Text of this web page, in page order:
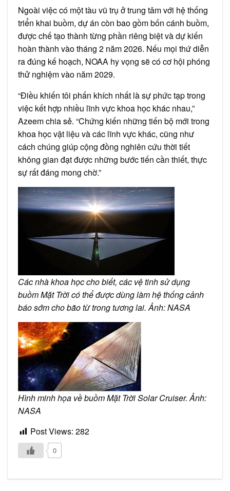
Ngoài việc có một tàu vũ trụ ở trung tâm với hệ thống
triển khai buồm, dự án còn bao gồm bốn cánh buồm,
được chế tạo thành từng phần riêng biệt và dự kiến
hoàn thành vào tháng 2 năm 2026. Nếu mọi thứ diễn
ra đúng kế hoạch, NOAA hy vọng sẽ có cơ hội phóng
thử nghiệm vào năm 2029.
“Điều khiến tôi phấn khích nhất là sự phức tạp trong
việc kết hợp nhiều lĩnh vực khoa học khác nhau,”
Azeem chia sẻ. “Chứng kiến những tiến bộ mới trong
khoa học vật liệu và các lĩnh vực khác, cũng như
cách chúng giúp cộng đồng nghiên cứu thời tiết
không gian đạt được những bước tiến cần thiết, thực
sự rất đáng mong chờ.”
Các nhà khoa học cho biết, các vệ tinh sử dụng
buồm Mặt Trời có thể được dùng làm hệ thống cảnh
báo sớm cho bão từ trong tương lai. Ảnh: NASA
Hình minh họa về buồm Mặt Trời Solar Cruiser. Ảnh:
NASA
Post Views: 282
0